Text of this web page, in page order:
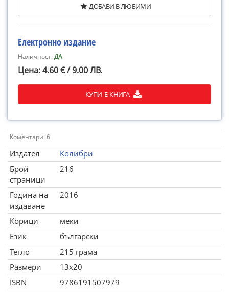
ДОБАВИ В ЛЮБИМИ
Електронно издание
Наличност:ДА
Цена: 4.60 € / 9.00 ЛВ.
КУПИ Е-КНИГА
Коментари: 6
Издател
Колибри
Брой
страници
216
Година на
издаване
2016
Корици
меки
Език
български
Тегло
215 грама
Размери
13x20
ISBN
9786191507979